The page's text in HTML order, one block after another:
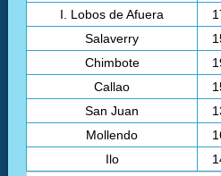
I. Lobos de Afuera
Salaverry
Chimbote
Callao
San Juan
Mollendo
Ilo